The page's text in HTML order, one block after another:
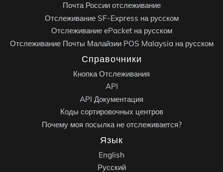
Почта России отслеживание
Отслеживание SF-Express на русском
Отслеживание ePacket на русском
Отслеживание Почты Малайзии POS Malaysia на русском
Справочники
Кнопка Отслеживания
API
API Документация
Коды сортировочных центров
Почему моя посылка не отслеживается?
Язык
English
Русский